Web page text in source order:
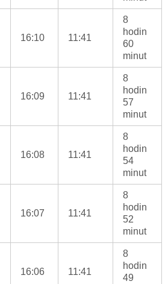
16:10 11:41
8
hodin
60
minut
16:09 11:41
8
hodin
57
minut
16:08 11:41
8
hodin
54
minut
16:07 11:41
8
hodin
52
minut
16:06 11:41
8
hodin
49